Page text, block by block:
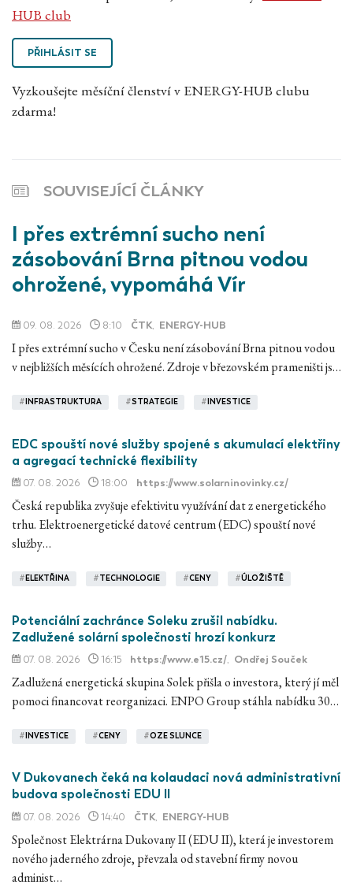
HUB club
PŘIHLÁSIT SE
Vyzkoušejte měsíční členství v ENERGY-HUB clubu
zdarma!
SOUVISEJÍCÍ ČLÁNKY
I přes extrémní sucho není
zásobování Brna pitnou vodou
ohrožené, vypomáhá Vír
09. 08. 2026 8:10 ČTK, ENERGY-HUB
I přes extrémní sucho v Česku není zásobování Brna pitnou vodou
v nejbližších měsících ohrožené. Zdroje v březovském prameništi js…
# INFRASTRUKTURA #STRATEGIE # INVESTICE
EDC spouští nové služby spojené s akumulací elektřiny
a agregací technické flexibility
07. 08. 2026 18:00 https://www.solarninovinky.cz/
Česká republika zvyšuje efektivitu využívání dat z energetického
trhu. Elektroenergetické datové centrum (EDC) spouští nové
služby…
# ELEKTŘINA #TECHNOLOGIE #CENY #ÚLOŽIŠTĚ
Potenciální zachránce Soleku zrušil nabídku.
Zadlužené solární společnosti hrozí konkurz
07. 08. 2026 16:15 https://www.e15.cz/, Ondřej Souček
Zadlužená energetická skupina Solek přišla o investora, který jí měl
pomoci financovat reorganizaci. ENPO Group stáhla nabídku 30…
# INVESTICE #CENY #OZE SLUNCE
V Dukovanech čeká na kolaudaci nová administrativní
budova společnosti EDU II
07. 08. 2026 14:40 ČTK, ENERGY-HUB
Společnost Elektrárna Dukovany II (EDU II), která je investorem
nového jaderného zdroje, převzala od stavební firmy novou
administ…